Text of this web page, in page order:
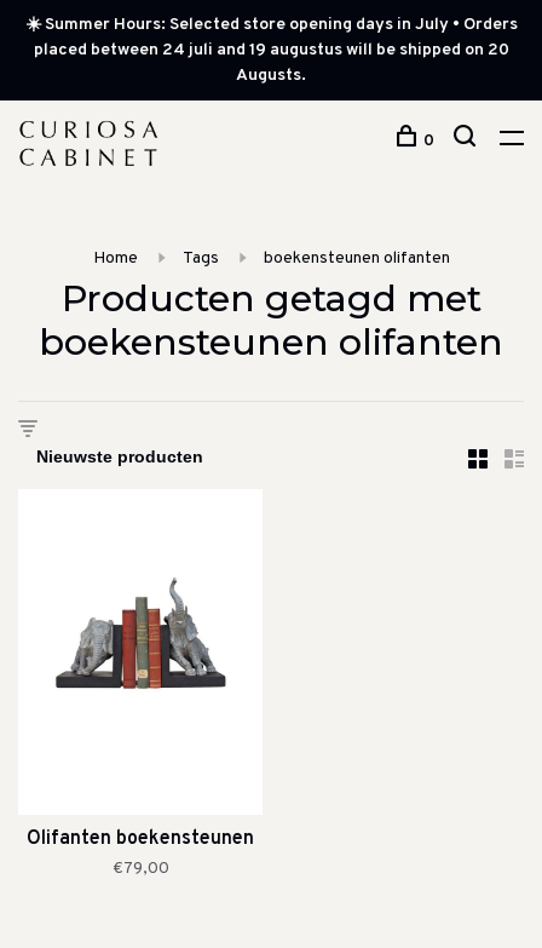
☀️ Summer Hours: Selected store opening days in July • Orders
placed between 24 juli and 19 augustus will be shipped on 20
Augusts.
0
Home Tags boekensteunen olifanten
Producten getagd met
boekensteunen olifanten
Olifanten boekensteunen
€79,00